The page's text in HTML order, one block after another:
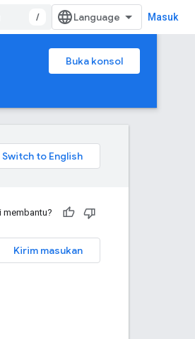
/ Masuk
Buka konsol
membantu?
Kirim masukan